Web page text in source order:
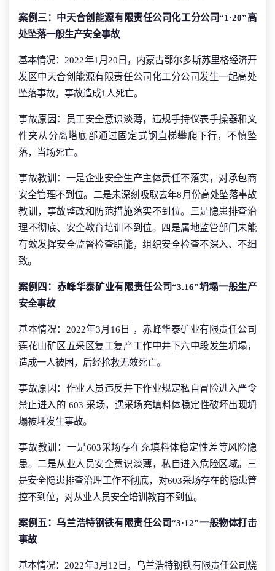
案例三：中天合创能源有限责任公司化工分公司“1·20”高
处坠落一般生产安全事故
基本情况：2022年1月20日，内蒙古鄂尔多斯苏里格经济开
发区中天合创能源有限责任公司化工分公司发生一起高处
坠落事故，事故造成1人死亡。
事故原因：员工安全意识淡薄，违规手持仪表手操器和文
件夹从分离塔底部通过固定式钢直梯攀爬下行，不慎坠
落，当场死亡。
事故教训：一是企业安全生产主体责任不落实，对承包商
安全管理不到位。二是未深刻吸取去年8月份高处坠落事故
教训，事故整改和防范措施落实不到位。三是隐患排查治
理不彻底、安全教育培训不到位。四是属地监管部门未能
有效发挥安全监督检查职能，组织安全检查不深入、不细
致。
案例四：赤峰华泰矿业有限责任公司“3.16”坍塌一般生产
安全事故
基本情况：2022年3月16日 ，赤峰华泰矿业有限责任公司
莲花山矿区五采区复工复产工作中井下六中段发生坍塌，
造成一人被困，后经抢救无效死亡。
事故原因：作业人员违反井下作业规定私自冒险进入严令
禁止进入的 603 采场，遇采场充填料体稳定性破坏出现坍
塌被埋发生事故。
事故教训：一是603采场存在充填料体稳定性差等风险隐
患。二是从业人员安全意识淡薄，私自进入危险区域。三
是安全隐患排查治理工作不彻底，对603采场存在的隐患管
控不到位，对从业人员安全培训教育不到位。
案例五：乌兰浩特钢铁有限责任公司“3·12”一般物体打击
事故
基本情况：2022年3月12日，乌兰浩特钢铁有限责任公司烧